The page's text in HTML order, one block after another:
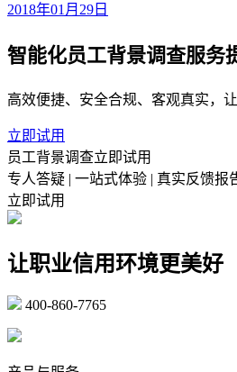
2018年01月29日
智能化员工背景调查服务
高效便捷、安全合规、客观真实，
立即试用
员工背景调查立即试用
专人答疑 | 一站式体验 | 真实反馈报
立即试用
让职业信用环境更美好
400-860-7765